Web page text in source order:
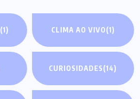
(1) CLIMA AO VIVO(1)
CURIOSIDADES(14)